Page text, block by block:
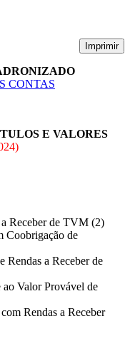
Imprimir
CONTAS
E VALORES
)
Receber de TVM (2)
Coobrigação de
Rendas a Receber de
Valor Provável de
Rendas a Receber